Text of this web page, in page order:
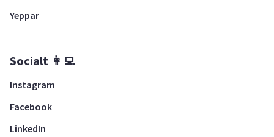
Yeppar
Socialt 👩‍💻
Instagram
Facebook
LinkedIn